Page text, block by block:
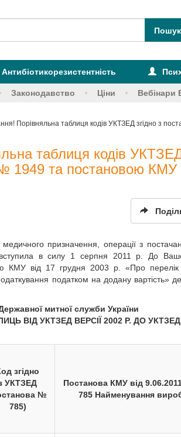
Антибіотикорезистентність
Законодавство Ціни Вебінари
Порівняльна таблиця кодів УКТЗЕД згідно з
таблиця кодів
1949 та постановою КМУ
призначення, операції з
вступила в силу 1 серпня 2011 р. До
КМУ від 17 грудня 2003 р. «Про перелік
податком на додану вартість»
митної служби України
ВІД УКТЗЕД ВЕРСІЇ 2002 Р. ДО УКТЗЕД
згідно
УКТЗЕД
№
785)
Постанова КМУ від
785 Найменування